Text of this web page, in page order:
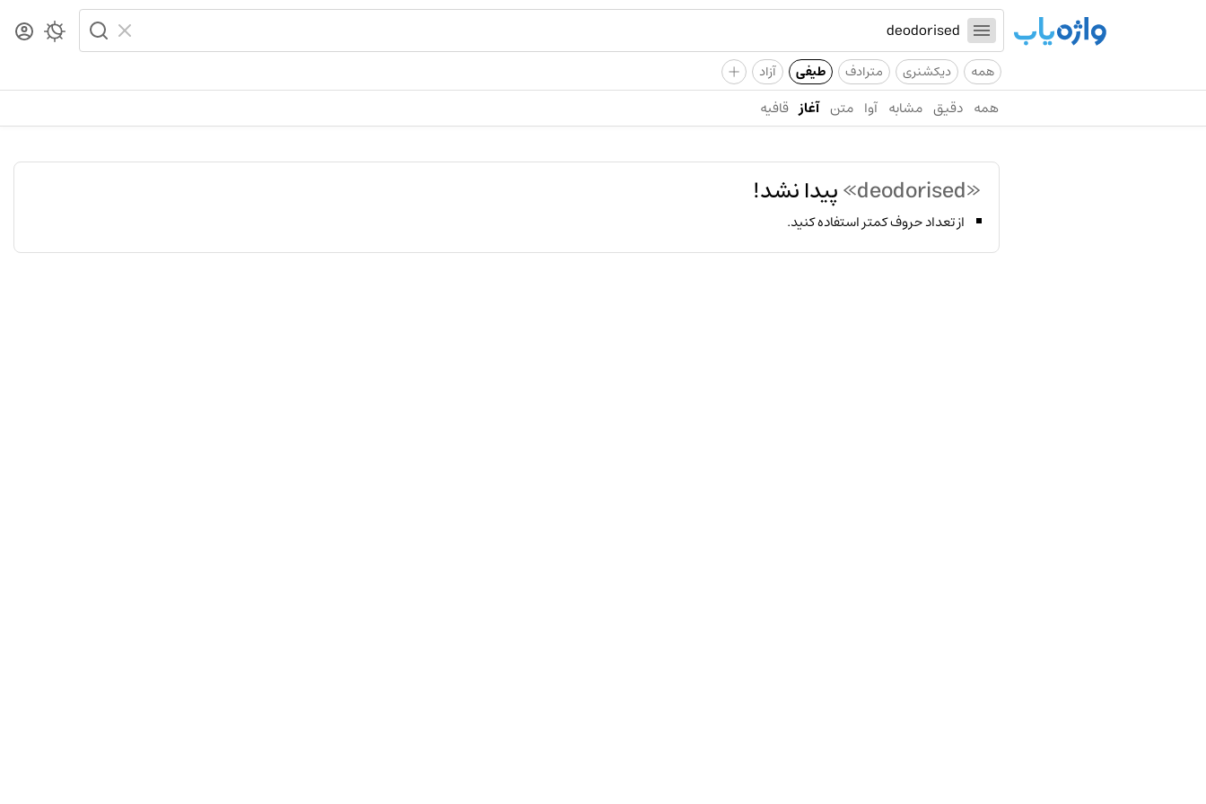
همه دیکشنری مترادف طیفی آزاد +
همه دقیق مشابه آوا متن آغاز قافیه
«deodorised» پیدا نشد!
از تعداد حروف کمتر استفاده کنید.